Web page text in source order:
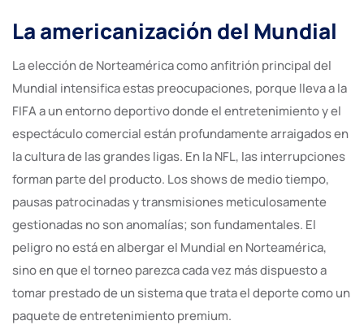
La americanización del Mundial
La elección de Norteamérica como anfitrión principal del
Mundial intensifica estas preocupaciones, porque lleva a la
FIFA a un entorno deportivo donde el entretenimiento y el
espectáculo comercial están profundamente arraigados en
la cultura de las grandes ligas. En la NFL, las interrupciones
forman parte del producto. Los shows de medio tiempo,
pausas patrocinadas y transmisiones meticulosamente
gestionadas no son anomalías; son fundamentales. El
peligro no está en albergar el Mundial en Norteamérica,
sino en que el torneo parezca cada vez más dispuesto a
tomar prestado de un sistema que trata el deporte como un
paquete de entretenimiento premium.